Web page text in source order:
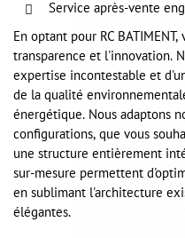
Service après-vente
En optant pour RC
transparence et l'innovation.
expertise incontestable et
de la qualité
énergétique. Nous adaptons
configurations, que vous
une structure entièrement
sur-mesure permettent
en sublimant l'architecture
élégantes.